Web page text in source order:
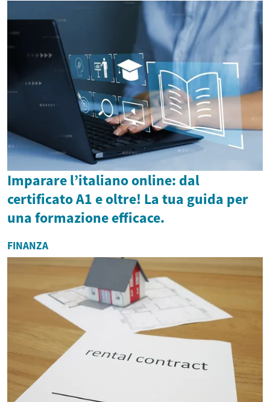
Imparare l’italiano online: dal
certificato A1 e oltre! La tua guida per
una formazione efficace.
FINANZA